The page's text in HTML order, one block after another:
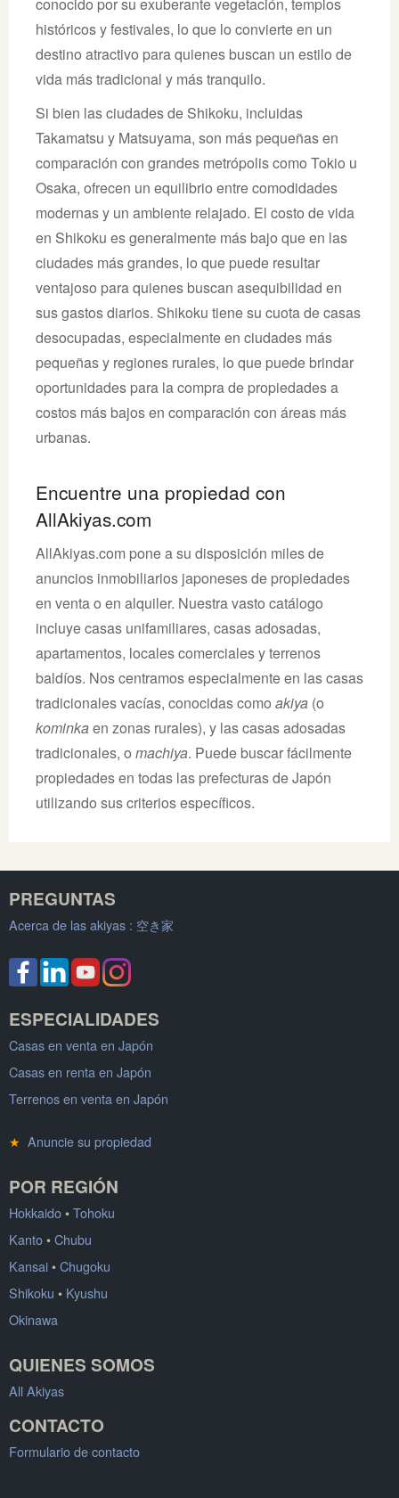
históricos y festivales, lo que lo convierte en un
destino atractivo para quienes buscan un estilo de
vida más tradicional y más tranquilo.
Si bien las ciudades de Shikoku, incluidas
Takamatsu y Matsuyama, son más pequeñas en
comparación con grandes metrópolis como Tokio u
Osaka, ofrecen un equilibrio entre comodidades
modernas y un ambiente relajado. El costo de vida
en Shikoku es generalmente más bajo que en las
ciudades más grandes, lo que puede resultar
ventajoso para quienes buscan asequibilidad en
sus gastos diarios. Shikoku tiene su cuota de casas
desocupadas, especialmente en ciudades más
pequeñas y regiones rurales, lo que puede brindar
oportunidades para la compra de propiedades a
costos más bajos en comparación con áreas más
urbanas.
Encuentre una propiedad con
AllAkiyas.com
AllAkiyas.com pone a su disposición miles de
anuncios inmobiliarios japoneses de propiedades
en venta o en alquiler. Nuestra vasto catálogo
incluye casas unifamiliares, casas adosadas,
apartamentos, locales comerciales y terrenos
baldíos. Nos centramos especialmente en las casas
tradicionales vacías, conocidas como akiya (o
kominkaen zonas rurales), y las casas adosadas
tradicionales, o machiya. Puede buscar fácilmente
propiedades en todas las prefecturas de Japón
utilizando sus criterios específicos.
PREGUNTAS
Acerca de las akiyas : 空き家
ESPECIALIDADES
Casas en venta en Japón
Casas en renta en Japón
Terrenos en venta en Japón
★ Anuncie su propiedad
POR REGIÓN
Hokkaido•Tohoku
Kanto•Chubu
Kansai•Chugoku
Shikoku • Kyushu
Okinawa
QUIENES SOMOS
All Akiyas
CONTACTO
Formulario de contacto